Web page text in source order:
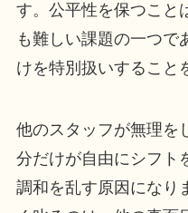
す。公平性を保つこと
も難しい課題の一つで
けを特別扱いすること
他のスタッフが無理を
分だけが自由にシフト
調和を乱す原因になり